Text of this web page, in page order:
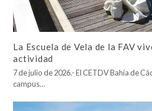
La Escuela de Vela de la FAV
actividad
7 de julio de 2026.- El CETDV Bahía de
campus…